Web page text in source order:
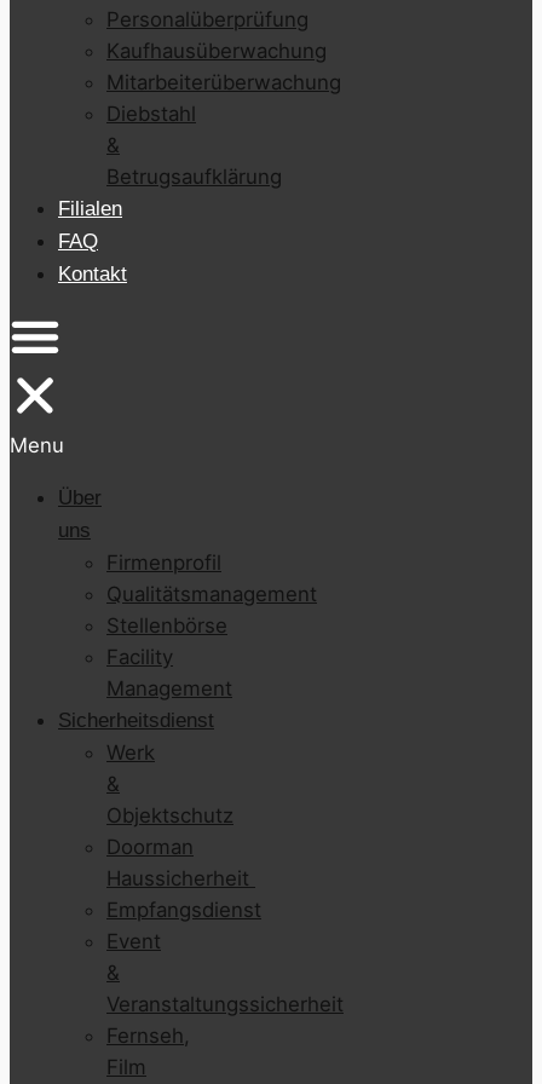
Personalüberprüfung
Kaufhausüberwachung
Mitarbeiterüberwachung
Diebstahl
&
Betrugsaufklärung
Filialen
FAQ
Kontakt
Menu
Über
uns
Firmenprofil
Qualitätsmanagement
Stellenbörse
Facility
Management
Sicherheitsdienst
Werk
&
Objektschutz
Doorman
Haussicherheit
Empfangsdienst
Event
&
Veranstaltungssicherheit
Fernseh,
Film